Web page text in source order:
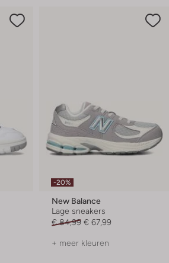
-20%
New Balance
Lage sneakers
€ 84,99 € 67,99
+ meer kleuren